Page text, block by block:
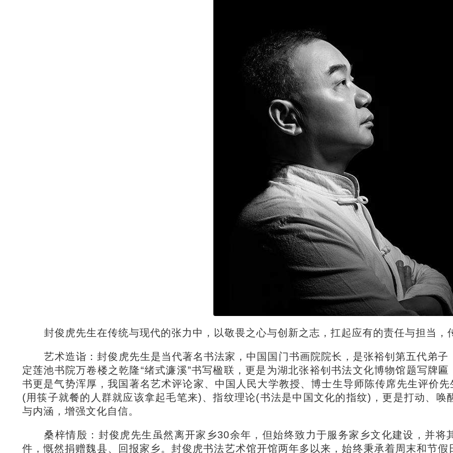
封俊虎先生在传统与现代的张力中，以敬畏之心与创新之志，扛起应有的责任与担当
艺术造诣：封俊虎先生是当代著名书法家，中国国门书画院院长，是张裕钊第五代弟
定莲池书院万卷楼之乾隆“绪式濂溪”书写楹联，更是为湖北张裕钊书法文化博物馆题写牌
书更是气势浑厚，我国著名艺术评论家、中国人民大学教授、博士生导师陈传席先生评价
(用筷子就餐的人群就应该拿起毛笔来)、指纹理论(书法是中国文化的指纹)，更是打动、
与内涵，增强文化自信。
桑梓情殷：封俊虎先生虽然离开家乡30余年，但始终致力于服务家乡文化建设，并
件，慨然捐赠魏县、回报家乡。封俊虎书法艺术馆开馆两年多以来，始终秉承着周末和节